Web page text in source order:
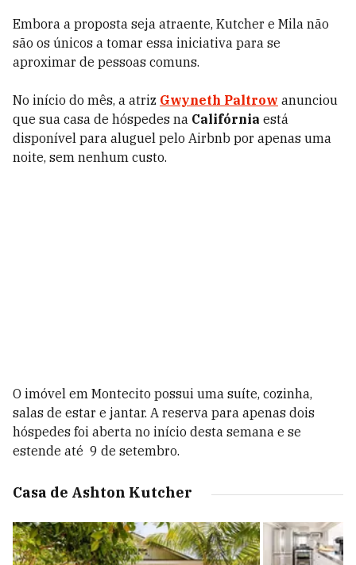
Embora a proposta seja atraente, Kutcher e Mila não
são os únicos a tomar essa iniciativa para se
aproximar de pessoas comuns.
No início do mês, a atriz Gwyneth Paltrow anunciou
que sua casa de hóspedes na Califórnia está
disponível para aluguel pelo Airbnb por apenas uma
noite, sem nenhum custo.
O imóvel em Montecito possui uma suíte, cozinha,
salas de estar e jantar. A reserva para apenas dois
hóspedes foi aberta no início desta semana e se
estende até 9 de setembro.
Casa de Ashton Kutcher